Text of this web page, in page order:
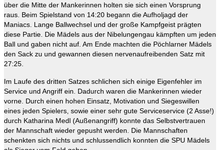
über die Mitte der Mankerinnen holten sie sich einen Vorsprung
raus. Beim Spielstand von 14:20 begann die Aufholjagd der
Maniacs. Lange Ballwechsel und der große Kampfgeist prägten
diese Partie. Die Mädels aus der Nibelungengau kämpften um jeden
Ball und gaben nicht auf. Am Ende machten die Pöchlarner Mädels
den Sack zu und gewannen diesen nervenaufreibenden Satz mit
27:25.
Im Laufe des dritten Satzes schlichen sich einige Eigenfehler im
Service und Angriff ein. Dadurch waren die Mankerinnen wieder
vorne. Durch einen hohen Einsatz, Motivation und Siegeswillen
eines jeden Spielers, sowie einer sehr gute Serviceservice (2 Asse!)
durch Katharina Medl (Außenangriff) konnte das Selbstvertrauen
der Mannschaft wieder gepusht werden. Die Mannschaften
schenkten sich nichts und schlussendlich konnten die SPU Mädels